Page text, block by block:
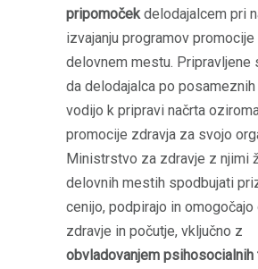
pripomočekdelodajalcem pri
izvajanju programov promocije
delovnem mestu. Pripravljene
da delodajalca po posameznih
vodijo k pripravi načrta
promocije zdravja za svojo
Ministrstvo za zdravje z njimi
delovnih mestih spodbujati
cenijo, podpirajo in omogočajo
zdravje in počutje, vključno z
obvladovanjem psihosocialnih